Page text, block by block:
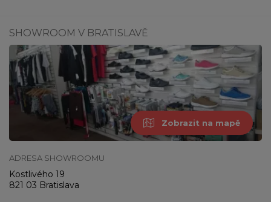
SHOWROOM V BRATISLAVĚ
Zobrazit na mapě
ADRESA SHOWROOMU
Kostlivého 19
821 03 Bratislava